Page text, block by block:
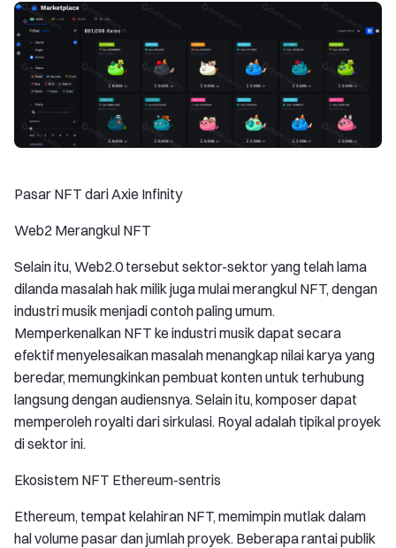
Pasar NFT dari Axie Infinity
Web2 Merangkul NFT
Selain itu, Web2.0 tersebut sektor-sektor yang telah lama
dilanda masalah hak milik juga mulai merangkul NFT, dengan
industri musik menjadi contoh paling umum.
Memperkenalkan NFT ke industri musik dapat secara
efektif menyelesaikan masalah menangkap nilai karya yang
beredar, memungkinkan pembuat konten untuk terhubung
langsung dengan audiensnya. Selain itu, komposer dapat
memperoleh royalti dari sirkulasi. Royal adalah tipikal proyek
di sektor ini.
Ekosistem NFT Ethereum-sentris
Ethereum, tempat kelahiran NFT, memimpin mutlak dalam
hal volume pasar dan jumlah proyek. Beberapa rantai publik